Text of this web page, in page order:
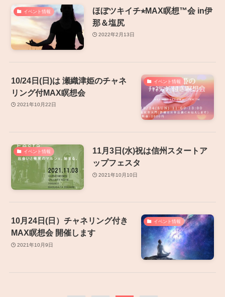
イベント情報
ほぼツキイチ⭐︎MAX瞑想™️会 in伊
那＆塩尻
2022年2月13日
イベント情報
10/24日(日)は 瀬織津姫のチャネ
リング付MAX瞑想会
2021年10月22日
イベント情報
11月3日(水)祝は信州スタートア
ップフェスタ
2021年10月10日
イベント情報
10月24日(日）チャネリング付き
MAX瞑想会 開催します
2021年10月9日